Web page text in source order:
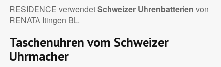
RESIDENCE verwendetSchweizer Uhrenbatterien von
RENATA Itingen BL.
Taschenuhren vom Schweizer
Uhrmacher